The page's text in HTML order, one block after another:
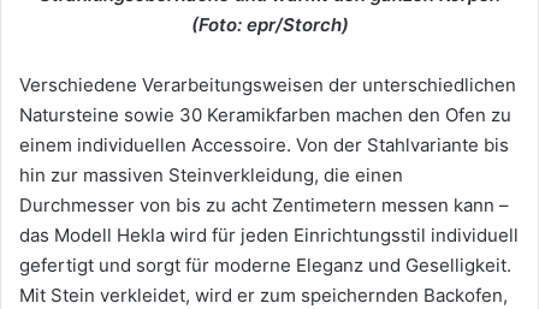
(Foto: epr/Storch)
Verschiedene Verarbeitungsweisen der unterschiedlichen
Natursteine sowie 30 Keramikfarben machen den Ofen zu
einem individuellen Accessoire. Von der Stahlvariante bis
hin zur massiven Steinverkleidung, die einen
Durchmesser von bis zu acht Zentimetern messen kann –
das Modell Hekla wird für jeden Einrichtungsstil individuell
gefertigt und sorgt für moderne Eleganz und Geselligkeit.
Mit Stein verkleidet, wird er zum speichernden Backofen,